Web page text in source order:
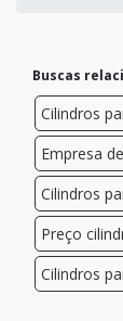
Buscas
Cilindros
Empresa
Cilindros
Preço
Cilindros